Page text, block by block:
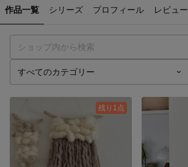
作品一覧 シリーズ プロフィール レビュー
残り1点